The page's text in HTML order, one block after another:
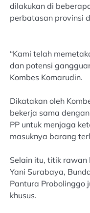
dilakukan di
perbatasan provinsi
“Kami telah
dan potensi
Kombes Komarudin.
Dikatakan oleh
bekerja sama
PP untuk menjaga
masuknya barang
Selain itu, titik rawan
Yani Surabaya,
Pantura Probolinggo
khusus.